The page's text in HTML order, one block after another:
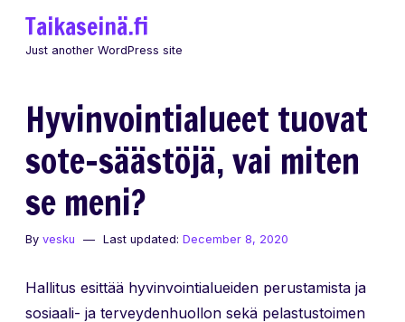
Taikaseinä.fi
Just another WordPress site
Hyvinvointialueet tuovat
sote-säästöjä, vai miten
se meni?
By vesku Last updated: December 8, 2020
Hallitus esittää hyvinvointialueiden perustamista ja
sosiaali- ja terveydenhuollon sekä pelastustoimen